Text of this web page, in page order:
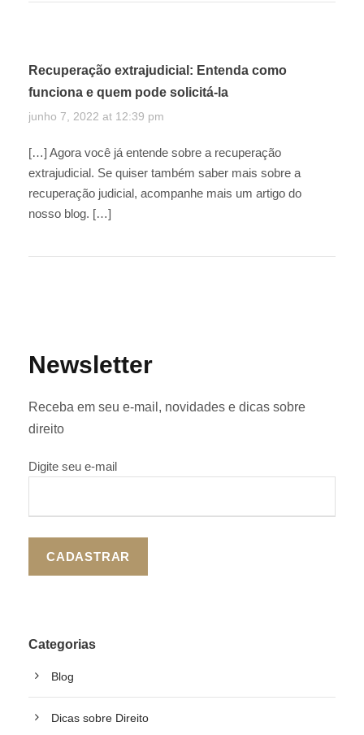
Recuperação extrajudicial: Entenda como
funciona e quem pode solicitá-la
junho 7, 2022 at 12:39 pm
[…] Agora você já entende sobre a recuperação
extrajudicial. Se quiser também saber mais sobre a
recuperação judicial, acompanhe mais um artigo do
nosso blog. […]
Newsletter
Receba em seu e-mail, novidades e dicas sobre
direito
Digite seu e-mail
Categorias
Blog
Dicas sobre Direito